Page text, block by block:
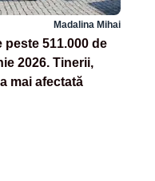
Madalina Mihai
peste 511.000 de
2026. Tinerii,
mai afectată